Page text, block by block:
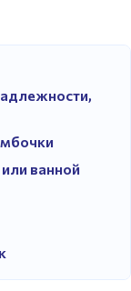
ванной